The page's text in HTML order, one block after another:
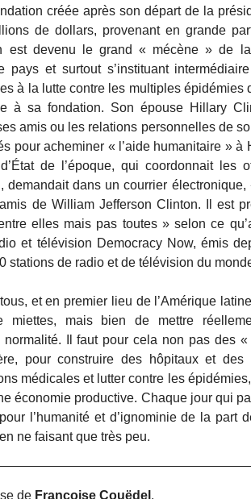
créée après son départ de la
de dollars, provenant en grande
est devenu le grand « mécène » de
pays et surtout s’instituant
à la lutte contre les multiples épidémies
à sa fondation. Son épouse Hillary
amis ou les relations personnelles de
pour acheminer « l’aide humanitaire »
de l’époque, qui coordonnait les
demandait dans un courrier
de William Jefferson Clinton. Il est
elles mais pas toutes » selon ce
et télévision Democracy Now, émis
stations de radio et de télévision du
et en premier lieu de l’Amérique
miettes, mais bien de mettre
normalité. Il faut pour cela non pas des
pour construire des hôpitaux et
médicales et lutter contre les
économie productive. Chaque jour qui
l’humanité et d’ignominie de la part
ne faisant que très peu.
de Françoise Couëdel .